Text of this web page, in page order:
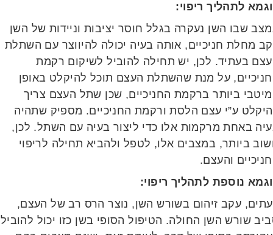
לתהליך ריפוי:
שבו השן נעקרה בגלל חוסר יציבות וניידות של השן
מחלת חניכיים, אותה בעיה יכולה להיווצר עם השתלת
בעתיד. לכן, יש תחילה להוביל לשיקום רקמת
על מנת שהשתלת העצם תוכל להיקלט באופן
ביותר ברקמת החניכיים, שכן שתל העצם צריך
ע”י עצם הלסת ורקמת החניכיים. מספיק שתהיה
באחת מרקמות אלו כדי ליצור בעיה עם השתל. לכן,
ביותר, במצבים אלו, לטפל ולהביא תחילה לריפוי
והעצם.
נוספת לתהליך ריפוי:
עקב זיהום בשורש השן, נוצר הרס רב של העצם,
שורש השן החולה. הטיפול הסופי בשן כזו יכול להוביל